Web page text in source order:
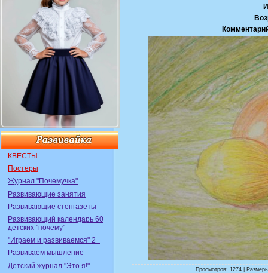
КВЕСТЫ
Постеры
Журнал "Почемучка"
Развивающие занятия
Развивающие стенгазеты
Развивающий календарь 60
детских "почему"
"Играем и развиваемся" 2+
Развиваем мышление
Детский журнал "Это я!"
Просмотров: 1274 |